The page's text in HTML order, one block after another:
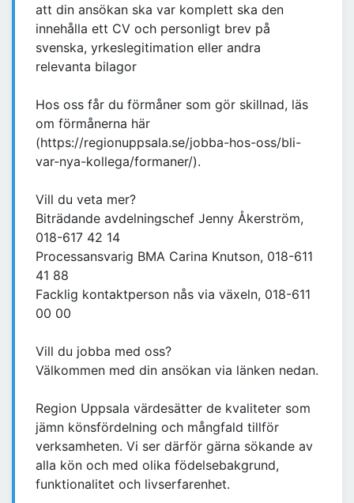
att din ansökan ska var komplett ska den
innehålla ett CV och personligt brev på
svenska, yrkeslegitimation eller andra
relevanta bilagor
Hos oss får du förmåner som gör skillnad, läs
om förmånerna här
(https://regionuppsala.se/jobba-hos-oss/bli-
var-nya-kollega/formaner/).
Vill du veta mer?
Biträdande avdelningschef Jenny Åkerström,
018-617 42 14
Processansvarig BMA Carina Knutson, 018-611
41 88
Facklig kontaktperson nås via växeln, 018-611
00 00
Vill du jobba med oss?
Välkommen med din ansökan via länken nedan.
Region Uppsala värdesätter de kvaliteter som
jämn könsfördelning och mångfald tillför
verksamheten. Vi ser därför gärna sökande av
alla kön och med olika födelsebakgrund,
funktionalitet och livserfarenhet.